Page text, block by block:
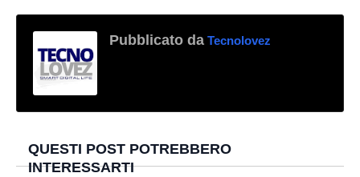
Pubblicato da Tecnolovez
QUESTI POST POTREBBERO
INTERESSARTI